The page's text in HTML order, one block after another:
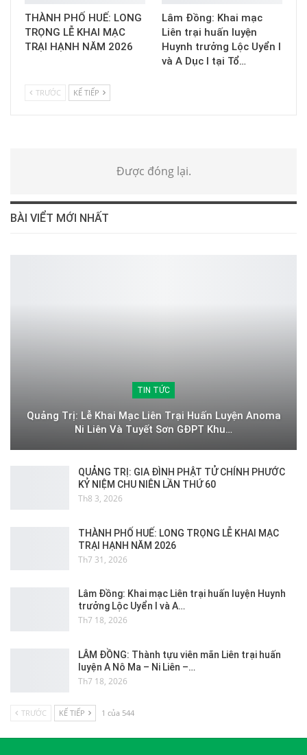
THÀNH PHỐ HUẾ: LONG
TRỌNG LỄ KHAI MẠC
TRẠI HẠNH NĂM 2026
Lâm Đồng: Khai mạc
Liên trại huấn luyện
Huynh trưởng Lộc Uyển I
và A Dục I tại Tổ…
TRƯỚC KẾ TIẾP
Được đóng lại.
BÀI VIỂT MỚI NHẤT
TIN TỨC
Quảng Trị: Lễ Khai Mạc Liên Trại Huấn Luyện Anoma
Ni Liên Và Tuyết Sơn GĐPT Khu…
QUẢNG TRỊ: GIA ĐÌNH PHẬT TỬ CHÍNH PHƯỚC
KỶ NIỆM CHU NIÊN LẦN THỨ 60
Th8 3, 2026
THÀNH PHỐ HUẾ: LONG TRỌNG LỄ KHAI MẠC
TRẠI HẠNH NĂM 2026
Th7 31, 2026
Lâm Đồng: Khai mạc Liên trại huấn luyện Huynh
trưởng Lộc Uyển I và A…
Th7 18, 2026
LÂM ĐỒNG: Thành tựu viên mãn Liên trại huấn
luyện A Nô Ma – Ni Liên –…
Th7 18, 2026
TRƯỚC KẾ TIẾP 1 của 544